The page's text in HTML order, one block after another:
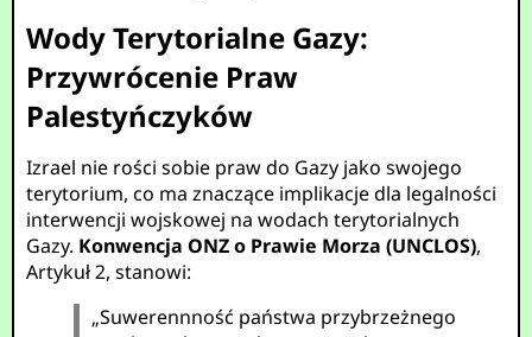
Wody Terytorialne Gazy:
Przywrócenie Praw
Palestyńczyków
Izrael nie rości sobie praw do Gazy jako swojego
terytorium, co ma znaczące implikacje dla legalności
interwencji wojskowej na wodach terytorialnych
Gazy. Konwencja ONZ o Prawie Morza (UNCLOS),
Artykuł 2, stanowi:
„Suwerennność państwa przybrzeżnego